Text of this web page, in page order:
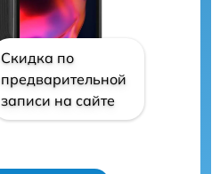
Скидка по
предварительной
записи на сайте